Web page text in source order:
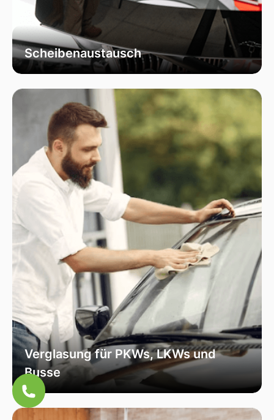
Scheibenaustausch
Bei uns erhalten Sie einen fachgerechten
Fahrzeugscheiben. Wir verwenden
ausschließlich hochwertiges Autoglas, das
speziell für Ihr Fahrzeugmodell geeignet ist, um
optimale Sicht und Sicherheit zu garantieren.
Verglasung für PKWs, LKWs und
Busse
Unsere Verglasungsdienste umfassen alle
Fahrzeugtypen, von Personenkraftwagen über